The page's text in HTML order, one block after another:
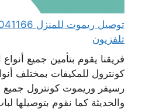
تلفزيون
فريقنا يقوم بتأمين جميع
كونترول للمكيفات بمختلف
رسيفر وريموت كونترول جميع
والحديثة كما نقوم بتوصيلها